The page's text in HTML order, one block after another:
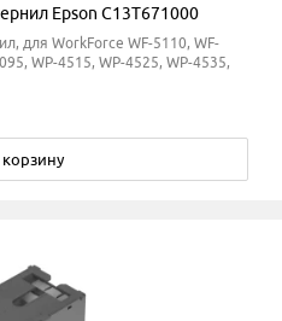
Epson C13T671000
для WorkForce WF-5110, WF-
WP-4515, WP-4525, WP-4535,
корзину